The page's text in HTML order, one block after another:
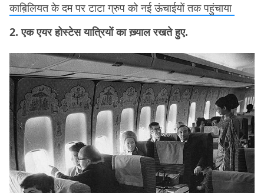
काब़िलियत के दम पर टाटा ग्रुप को नई ऊंचाईयों तक पहुंचाया
2. एक एयर होस्टेस यात्रियों का ख़्याल रखते हुए.